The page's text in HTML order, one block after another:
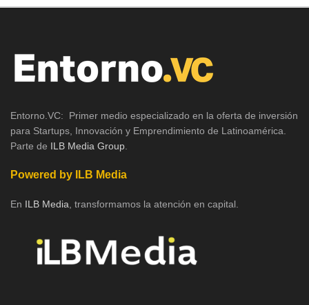
Entorno.VC: Primer medio especializado en la oferta de inversión
para Startups, Innovación y Emprendimiento de Latinoamérica.
Parte de ILB Media Group.
Powered by ILB Media
En ILB Media, transformamos la atención en capital.